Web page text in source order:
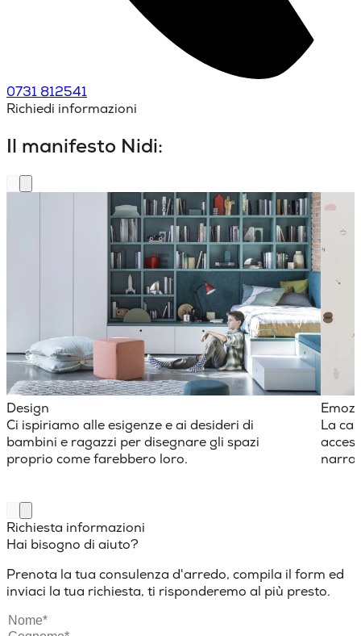
0731 812541
Richiedi informazioni
Il manifesto Nidi:
Design
Ci ispiriamo alle esigenze e ai desideri di
bambini e ragazzi per disegnare gli spazi
proprio come farebbero loro.
La
Richiesta informazioni
Hai bisogno di aiuto?
Prenota la tua consulenza d'arredo, compila il form ed
inviaci la tua richiesta, ti risponderemo al più presto.